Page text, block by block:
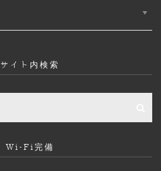
サイト内検索
Wi-Fi完備